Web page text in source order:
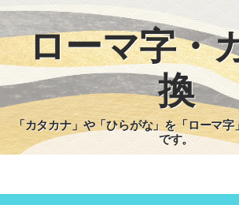
ローマ字・
換
「カタカナ」や「ひらがな」を「ローマ
です。